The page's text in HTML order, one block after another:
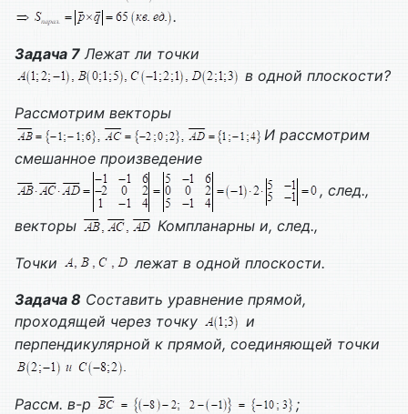
.
Задача 7 Лежат ли точки
в одной плоскости?
Рассмотрим векторы
И рассмотрим
смешанное произведение
, след.,
векторы
Компланарны и, след.,
Точки
лежат в одной плоскости.
Задача 8 Составить уравнение прямой,
проходящей через точку
и
перпендикулярной к прямой, соединяющей точки
Рассм. в-р ;